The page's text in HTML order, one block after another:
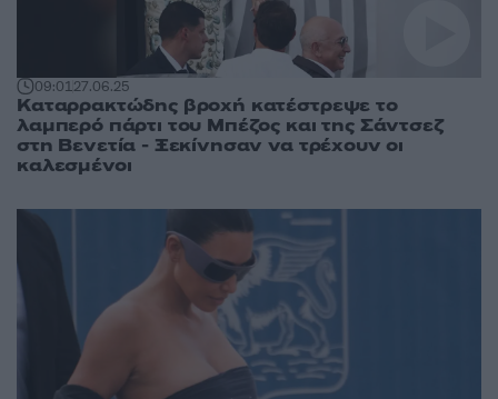
09:0127.06.25
Καταρρακτώδης βροχή κατέστρεψε το
λαμπερό πάρτι του Μπέζος και της Σάντσεζ
στη Βενετία - Ξεκίνησαν να τρέχουν οι
καλεσμένοι